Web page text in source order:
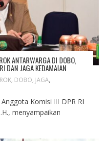
ANTARWARGA DI DOBO,
DAN JAGA KEDAMAIAN
, DOBO, JAGA,
Komisi III DPR RI
menyampaikan